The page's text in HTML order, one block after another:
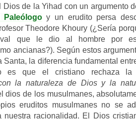
Dios de la Yihad con un argumento
Paleólogoy un erudito persa
Theodore Khoury (¿Sería
que le dio al hombre por
ancianas?). Según estos
Santa, la diferencia fundamental
es que el cristiano rechaza
la naturaleza de Dios y la
dios de los musulmanes,
eruditos musulmanes no se
nuestra racionalidad. El Dios